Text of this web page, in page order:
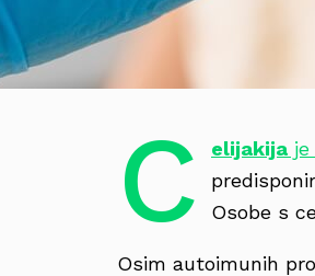
C elijakija
Osobe s
Osim autoimunih